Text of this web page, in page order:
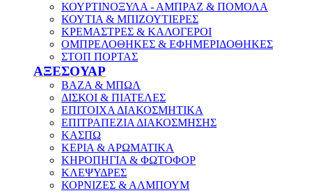
ΚΟΥΡΤΙΝΟΞΥΛΑ - ΑΜΠΡΑΖ & ΠΟΜΟΛΑ
ΚΟΥΤΙΑ & ΜΠΙΖΟΥΤΙΕΡΕΣ
ΚΡΕΜΑΣΤΡΕΣ & ΚΑΛΟΓΕΡΟΙ
ΟΜΠΡΕΛΟΘΗΚΕΣ & ΕΦΗΜΕΡΙΔΟΘΗΚΕΣ
ΣΤΟΠ ΠΟΡΤΑΣ
ΑΞΕΣΟΥΑΡ
ΒΑΖΑ & ΜΠΩΛ
ΔΙΣΚΟΙ & ΠΙΑΤΕΛΕΣ
ΕΠΙΤΟΙΧΑ ΔΙΑΚΟΣΜΗΤΙΚΑ
ΕΠΙΤΡΑΠΕΖΙΑ ΔΙΑΚΟΣΜΗΣΗΣ
ΚΑΣΠΩ
ΚΕΡΙΑ & ΑΡΩΜΑΤΙΚΑ
ΚΗΡΟΠΗΓΙΑ & ΦΩΤΟΦΟΡ
ΚΛΕΨΥΔΡΕΣ
ΚΟΡΝΙΖΕΣ & ΑΛΜΠΟΥΜ